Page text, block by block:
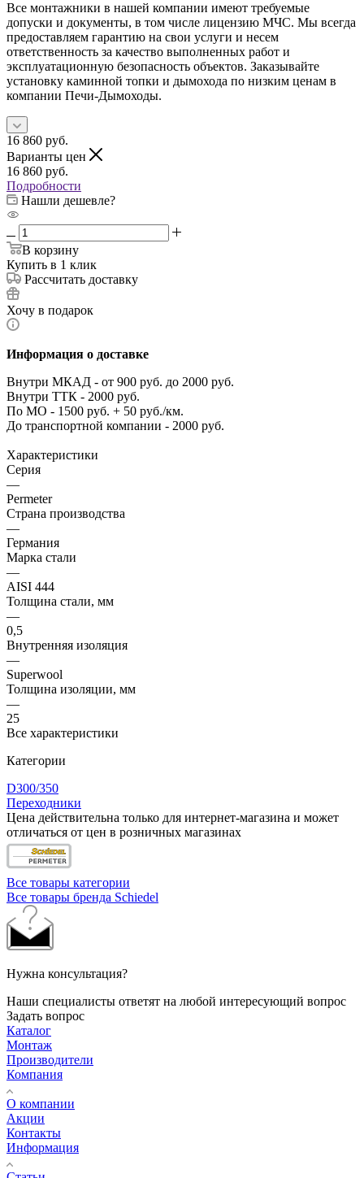
Все монтажники в нашей компании имеют требуемые
допуски и документы, в том числе лицензию МЧС. Мы всегда
предоставляем гарантию на свои услуги и несем
ответственность за качество выполненных работ и
эксплуатационную безопасность объектов. Заказывайте
установку каминной топки и дымохода по низким ценам в
компании Печи-Дымоходы.
16 860 руб.
Варианты цен
16 860 руб.
Подробности
Нашли дешевле?
В корзину
Купить в 1 клик
Рассчитать доставку
Хочу в подарок
Информация о доставке
Внутри МКАД - от 900 руб. до 2000 руб.
Внутри ТТК - 2000 руб.
По МО - 1500 руб. + 50 руб./км.
До транспортной компании - 2000 руб.
Характеристики
Серия
—
Permeter
Страна производства
—
Германия
Марка стали
—
AISI 444
Толщина стали, мм
—
0,5
Внутренняя изоляция
—
Superwool
Толщина изоляции, мм
—
25
Все характеристики
Категории
D300/350
Переходники
Цена действительна только для интернет-магазина и может
отличаться от цен в розничных магазинах
Все товары категории
Все товары бренда Schiedel
Нужна консультация?
Наши специалисты ответят на любой интересующий вопрос
Задать вопрос
Каталог
Монтаж
Производители
Компания
О компании
Акции
Контакты
Информация